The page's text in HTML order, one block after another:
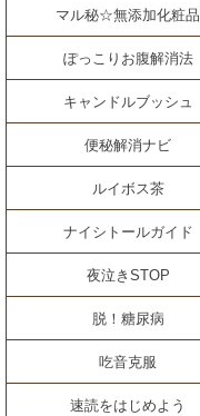
マル秘☆無添加化粧品
ぽっこりお腹解消法
キャンドルブッシュ
便秘解消ナビ
ルイボス茶
ナイシトールガイド
夜泣きSTOP
脱！糖尿病
吃音克服
速読をはじめよう